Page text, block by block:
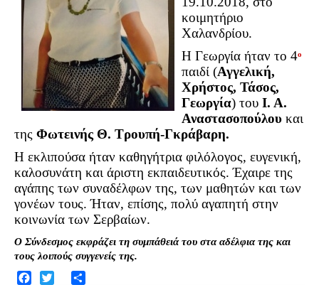
Σερβαίοι για το Σέρβου
Σύνδεσμος Σερβαίων
Εφημερίδα Αρτοζήνος
Ηλεκτρονική έκδοση Αρτοζήνου
Ανακοινώσεις
Η ιστοσελίδα μας
Χάρτης του Site (Sitemap)
Επικοινωνία
Τα Τελευταία Νέα
Αυτοί που έφυγαν για πάντα
κοιμητήριο
Χαλανδρίου.
Η Γεωργία ήταν το 4ο
παιδί (Αγγελική,
Χρήστος, Τάσος,
Γεωργία) του Ι. Α.
Αναστασοπούλου και
της Φωτεινής Θ. Τρουπή-Γκράβαρη.
Η εκλιπούσα ήταν καθηγήτρια φιλόλογος, ευγενική,
καλοσυνάτη και άριστη εκπαιδευτικός. Έχαιρε της
αγάπης των συναδέλφων της, των μαθητών και των
γονέων τους. Ήταν, επίσης, πολύ αγαπητή στην
κοινωνία των Σερβαίων.
Ο Σύνδεσμος εκφράζει τη συμπάθειά του στα αδέλφια της και
τους λοιπούς συγγενείς της.